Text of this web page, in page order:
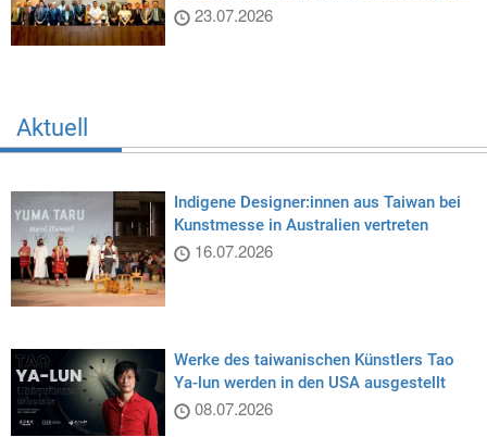
23.07.2026
Aktuell
Indigene Designer:innen aus Taiwan bei
Kunstmesse in Australien vertreten
16.07.2026
Werke des taiwanischen Künstlers Tao
Ya-lun werden in den USA ausgestellt
08.07.2026